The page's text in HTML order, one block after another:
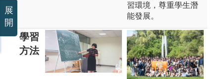
習環境，尊重學生潛
能發展。
學習
方法
展
開